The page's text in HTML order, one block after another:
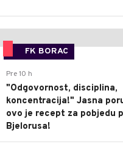
FK BORAC
Pre 10 h
"Odgovornost, disciplina,
koncentracija!" Jasna
ovo je recept za pobjedu
Bjelorusa!